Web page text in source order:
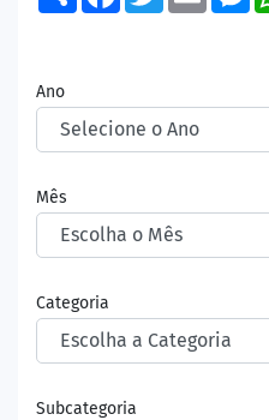
Ano
Mês
Categoria
Subcategoria